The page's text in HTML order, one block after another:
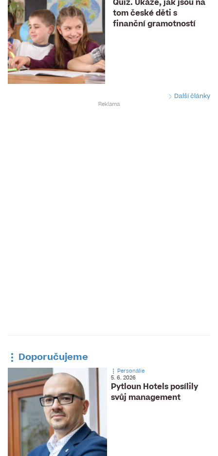
Quiz. Ukáže, jak jsou na
tom české děti s
finanční gramotností
Další články
Doporučujeme
Pytloun Hotels posílily
svůj management
Personálie
5. 6. 2026